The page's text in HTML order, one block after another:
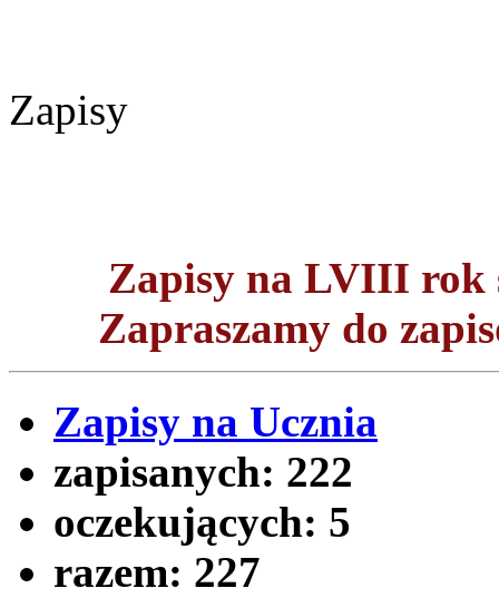
Zapisy
Zapisy na LVIII
Zapraszamy do
Zapisy na Ucznia
zapisanych: 222
oczekujących: 5
razem: 227